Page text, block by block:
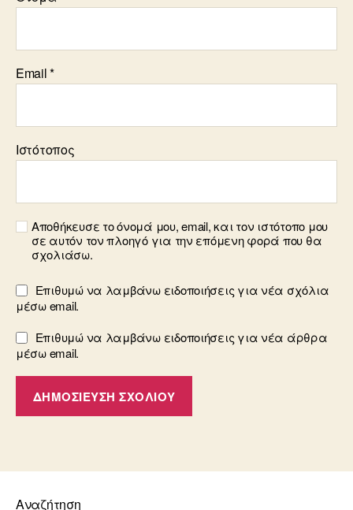
Email*
Ιστότοπος
Αποθήκευσε το όνομά μου, email, και τον ιστότοπο μου
σε αυτόν τον πλοηγό για την επόμενη φορά που θα
σχολιάσω.
Επιθυμώ να λαμβάνω ειδοποιήσεις για νέα σχόλια
μέσω email.
Επιθυμώ να λαμβάνω ειδοποιήσεις για νέα άρθρα
μέσω email.
Αναζήτηση